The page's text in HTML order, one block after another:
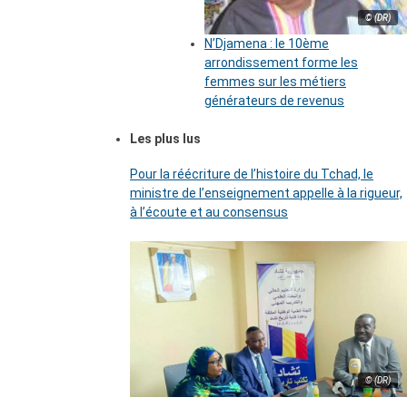
© (DR)
N’Djamena : le 10ème
arrondissement forme les
femmes sur les métiers
générateurs de revenus
Les plus lus
Pour la réécriture de l’histoire du Tchad, le
ministre de l’enseignement appelle à la rigueur,
à l’écoute et au consensus
© (DR)